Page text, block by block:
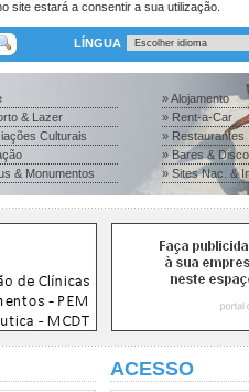
site estará a consentir a sua utilização.
LÍNGUA
& Lazer
Culturais
& Monumentos
» Alojamento
» Rent-a-Car
» Restaurantes
» Bares &
» Sites Nac. &
ACESSO